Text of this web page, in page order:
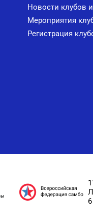
Новости клубов
Мероприятия
Регистрация